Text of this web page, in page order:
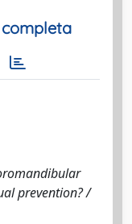
prevention? /